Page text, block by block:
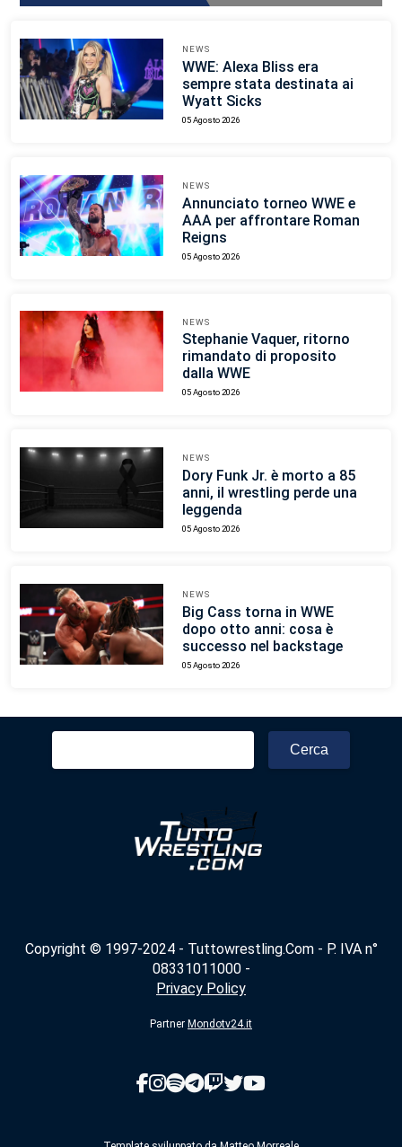
NEWS
WWE: Alexa Bliss era
sempre stata destinata ai
Wyatt Sicks
05 Agosto 2026
NEWS
Annunciato torneo WWE e
AAA per affrontare Roman
Reigns
05 Agosto 2026
NEWS
Stephanie Vaquer, ritorno
rimandato di proposito
dalla WWE
05 Agosto 2026
NEWS
Dory Funk Jr. è morto a 85
anni, il wrestling perde una
leggenda
05 Agosto 2026
NEWS
Big Cass torna in WWE
dopo otto anni: cosa è
successo nel backstage
05 Agosto 2026
Ricerca
Copyright © 1997-2024 - Tuttowrestling.Com - P. IVA n°
08331011000 -
Privacy Policy
Partner Mondotv24.it